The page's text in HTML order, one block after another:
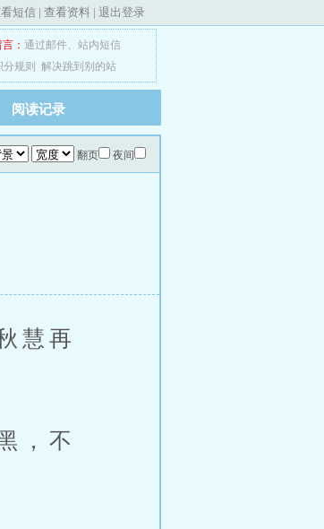
短信 | 查看资料 | 退出登录
： 通过邮件、 站内短信
分规则
解决跳到别的站
阅读记录
翻页 夜间
慧再
，不